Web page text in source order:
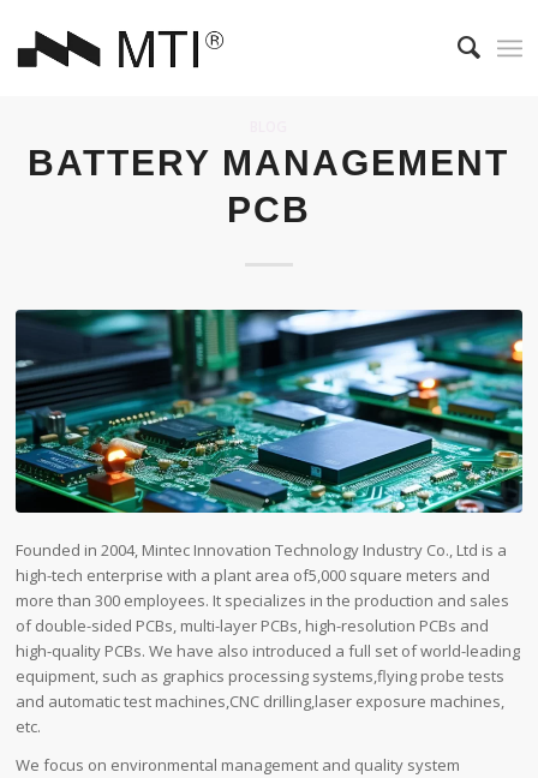
BATTERY MANAGEMENT
PCB
Founded in 2004, Mintec Innovation Technology Industry Co., Ltd is a
high-tech enterprise with a plant area of​5,000 square meters and
more than 300 employees. It specializes in the production and sales
of double-sided PCBs, multi-layer PCBs, high-resolution PCBs and
high-quality PCBs. We have also introduced a full set of world-leading
equipment, such as graphics processing systems,flying probe tests
and automatic test machines,CNC drilling,laser exposure machines,
etc.
We focus on environmental management and quality system